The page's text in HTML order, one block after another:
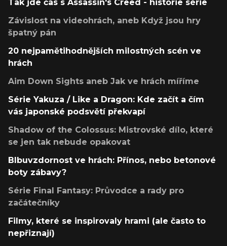
Tak jde čas s Assassin's Creed - historie série
Závislost na videohrách, aneb Když jsou hry
špatný pán
20 nejpamětihodnějších milostných scén ve
hrách
Aim Down Sights aneb Jak ve hrách míříme
Série Yakuza / Like a Dragon: Kde začít a čím
vás japonské podsvětí překvapí
Shadow of the Colossus: Mistrovské dílo, které
se jen tak nebude opakovat
Blbuvzdornost ve hrách: Přínos, nebo betonové
boty zábavy?
Série Final Fantasy: Průvodce a rady pro
začátečníky
Filmy, které se inspirovaly hrami (ale často to
nepřiznají)